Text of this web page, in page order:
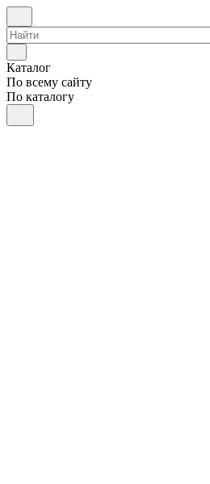
Каталог
По всему сайту
По каталогу